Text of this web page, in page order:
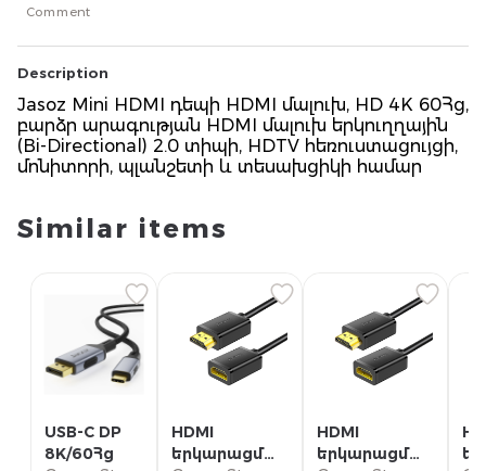
Comment
Description
Jasoz Mini HDMI դեպի HDMI մալուխ, HD 4K 60Հց,
բարձր արագության HDMI մալուխ երկուղղային
(Bi-Directional) 2.0 տիպի, HDTV հեռուստացույցի,
մոնիտորի, պլանշետի և տեսախցիկի համար
Similar items
USB-C DP
8K/60Հց
HDMI
երկարացման
HDMI
երկարացման